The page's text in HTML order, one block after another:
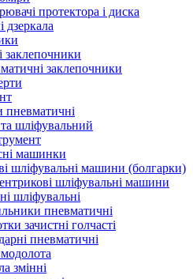
протектора і диска
дзеркала
заклепочники
заклепочники
пневматичні
шліфувальний
машинки
шліфувальні машини (болгарки)
шліфувальні машини
шліфувальні
пневматичні
зачистні голчасті
пневматичні
змінні